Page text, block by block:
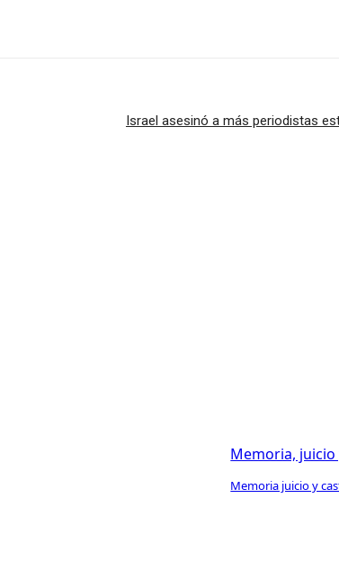
Israel asesinó a más periodistas
Memoria, juicio
Memoria juicio y